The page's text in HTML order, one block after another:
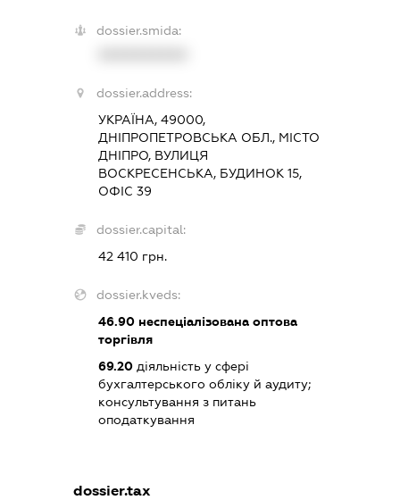
dossier.smida:
dossier.address:
УКРАЇНА, 49000,
ДНІПРОПЕТРОВСЬКА ОБЛ., МІСТО
ДНІПРО, ВУЛИЦЯ
ВОСКРЕСЕНСЬКА, БУДИНОК 15,
ОФІС 39
dossier.capital:
42 410 грн.
dossier.kveds:
46.90неспеціалізована оптова
торгівля
69.20діяльність у сфері
бухгалтерського обліку й аудиту;
консультування з питань
оподаткування
dossier.tax